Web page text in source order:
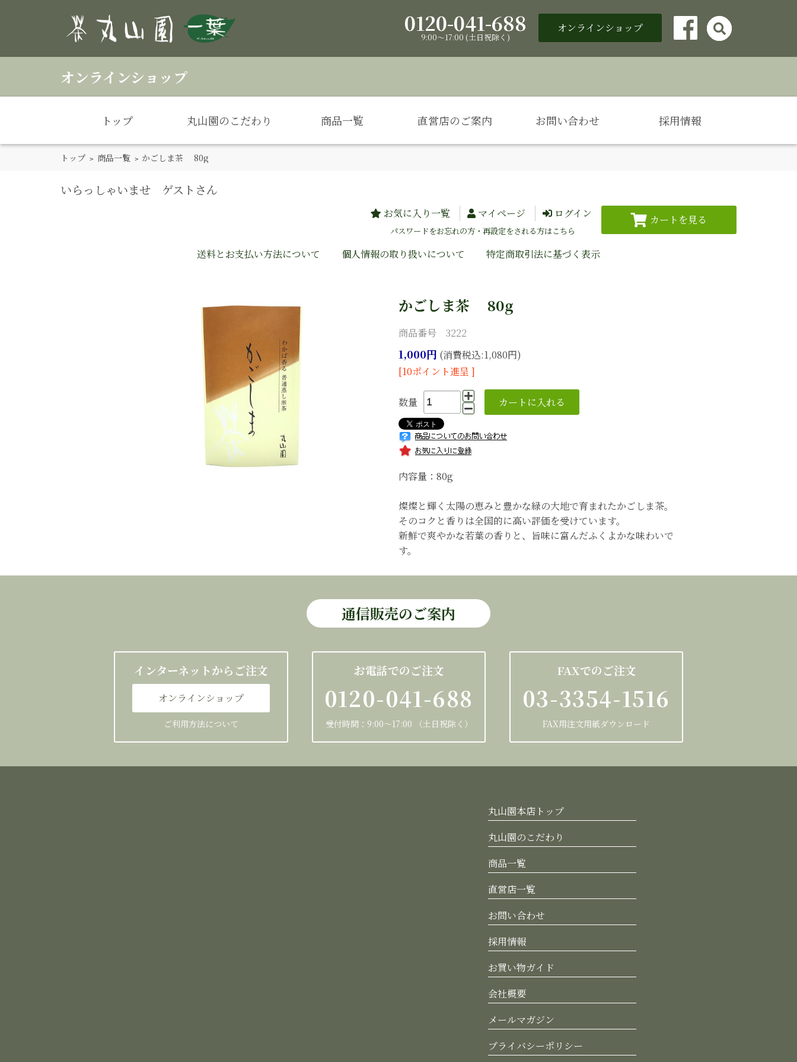
0120-041-688
9:00～17:00 (土日祝除く)
オンラインショップ

トップ 丸山園のこだわり 商品一覧 直営店のご案内 お問い合わせ 採用情報
オンラインショップ
トップ > 商品一覧 > かごしま茶 80g
いらっしゃいませ ゲストさん
お気に入り一覧 マイページ ログイン
パスワードをお忘れの方・再設定をされる方はこちら
送料とお支払い方法について 個人情報の取り扱いについて 特定商取引法に基づく表示
かごしま茶 80g
商品番号 3222
1,000円 (消費税込:1,080円)
[10ポイント進呈 ]
数量
内容量：80g
燦燦と輝く太陽の恵みと豊かな緑の大地で育まれたかごしま茶。
そのコクと香りは全国的に高い評価を受けています。
新鮮で爽やかな若葉の香りと、旨味に富んだふくよかな味わいで
す。
通信販売のご案内
インターネットからご注文
オンラインショップ
ご利用方法について
お電話でのご注文
0120-041-688
受付時間：9:00～17:00 （土日祝除く）
FAXでのご注文
03-3354-1516
FAX用注文用紙ダウンロード
丸山園本店トップ
丸山園のこだわり
商品一覧
直営店一覧
お問い合わせ
採用情報
お買い物ガイド
会社概要
メールマガジン
プライバシーポリシー